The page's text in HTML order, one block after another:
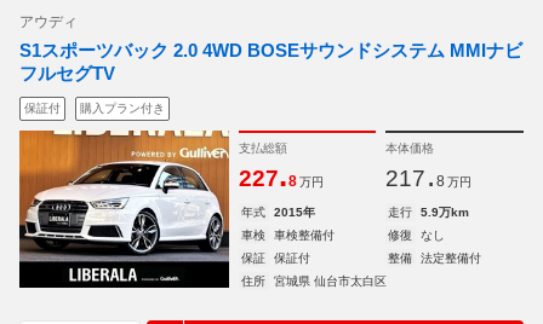
アウディ
S1スポーツバック 2.0 4WD BOSEサウンドシステム MMIナビ
フルセグTV
保証付 購入プラン付き
支払総額
227.8 万円
本体価格
217. 8 万円
年式 2015年 走行
5.9万km
車検
車検整備付 修復
なし
保証
保証付 整備
法定整備付
住所
宮城県 仙台市太白区